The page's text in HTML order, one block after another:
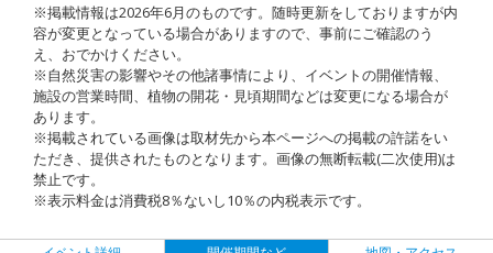
※掲載情報は2026年6月のものです。随時更新をしておりますが内
容が変更となっている場合がありますので、事前にご確認のう
え、おでかけください。
※自然災害の影響やその他諸事情により、イベントの開催情報、
施設の営業時間、植物の開花・見頃期間などは変更になる場合が
あります。
※掲載されている画像は取材先から本ページへの掲載の許諾をい
ただき、提供されたものとなります。画像の無断転載(二次使用)は
禁止です。
※表示料金は消費税8％ないし10％の内税表示です。